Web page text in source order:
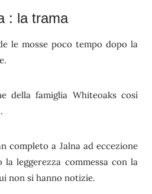
: la trama
le mosse poco tempo dopo la
della famiglia Whiteoaks così
completo a Jalna ad eccezione
leggerezza commessa con la
non si hanno notizie.